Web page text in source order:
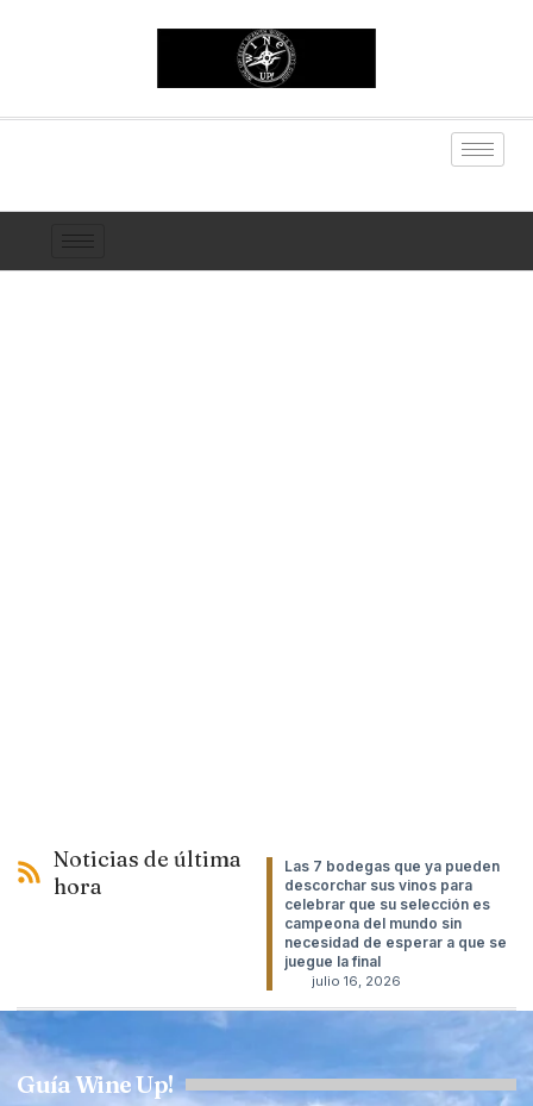
Noticias de última
hora
Las 7 bodegas que ya pueden
descorchar sus vinos para
celebrar que su selección es
campeona del mundo sin
necesidad de esperar a que se
juegue la final
julio 16, 2026
Guía Wine Up!